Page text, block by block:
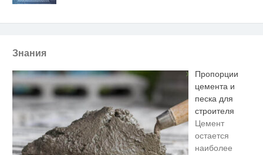
Знания
Пропорции
цемента и
песка для
строителя
Цемент
остается
наиболее